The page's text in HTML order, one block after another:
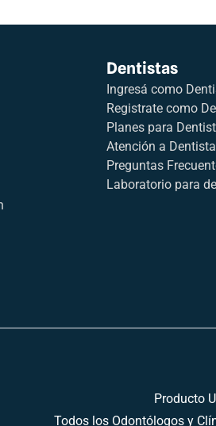
Dentistas
Ingresá como
Registrate como
Planes para
Atención a
Preguntas
Laboratorio para
Producto
Todos los Odontólogos y